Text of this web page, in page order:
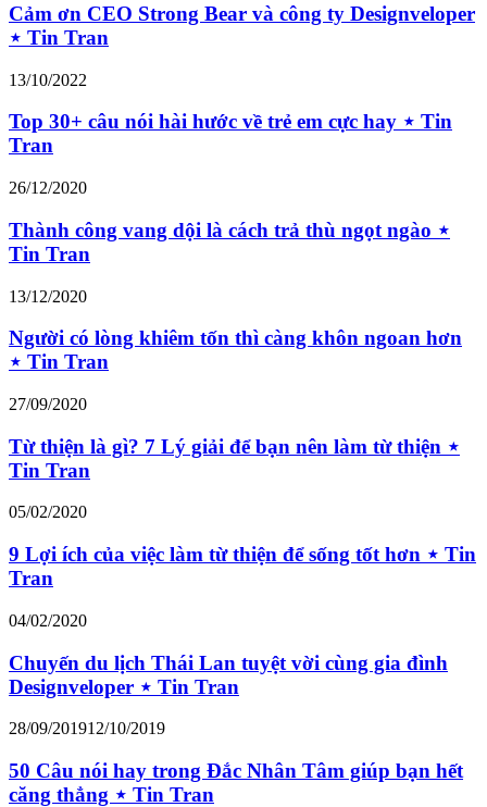
Cảm ơn CEO Strong Bear và công ty Designveloper
⋆ Tin Tran
13/10/2022
Top 30+ câu nói hài hước về trẻ em cực hay ⋆ Tin
Tran
26/12/2020
Thành công vang dội là cách trả thù ngọt ngào ⋆
Tin Tran
13/12/2020
Người có lòng khiêm tốn thì càng khôn ngoan hơn
⋆ Tin Tran
27/09/2020
Từ thiện là gì? 7 Lý giải để bạn nên làm từ thiện ⋆
Tin Tran
05/02/2020
9 Lợi ích của việc làm từ thiện để sống tốt hơn ⋆ Tin
Tran
04/02/2020
Chuyến du lịch Thái Lan tuyệt vời cùng gia đình
Designveloper ⋆ Tin Tran
28/09/201912/10/2019
50 Câu nói hay trong Đắc Nhân Tâm giúp bạn hết
căng thẳng ⋆ Tin Tran